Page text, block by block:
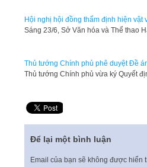
Hội nghị hội đồng thẩm định hiện vật
Sáng 23/6, Sở Văn hóa và Thể thao
Thủ tướng Chính phủ phê duyệt Đề
​Thủ tướng Chính phủ vừa ký Quyết
Để lại một bình luận
Email của bạn sẽ không được hiển